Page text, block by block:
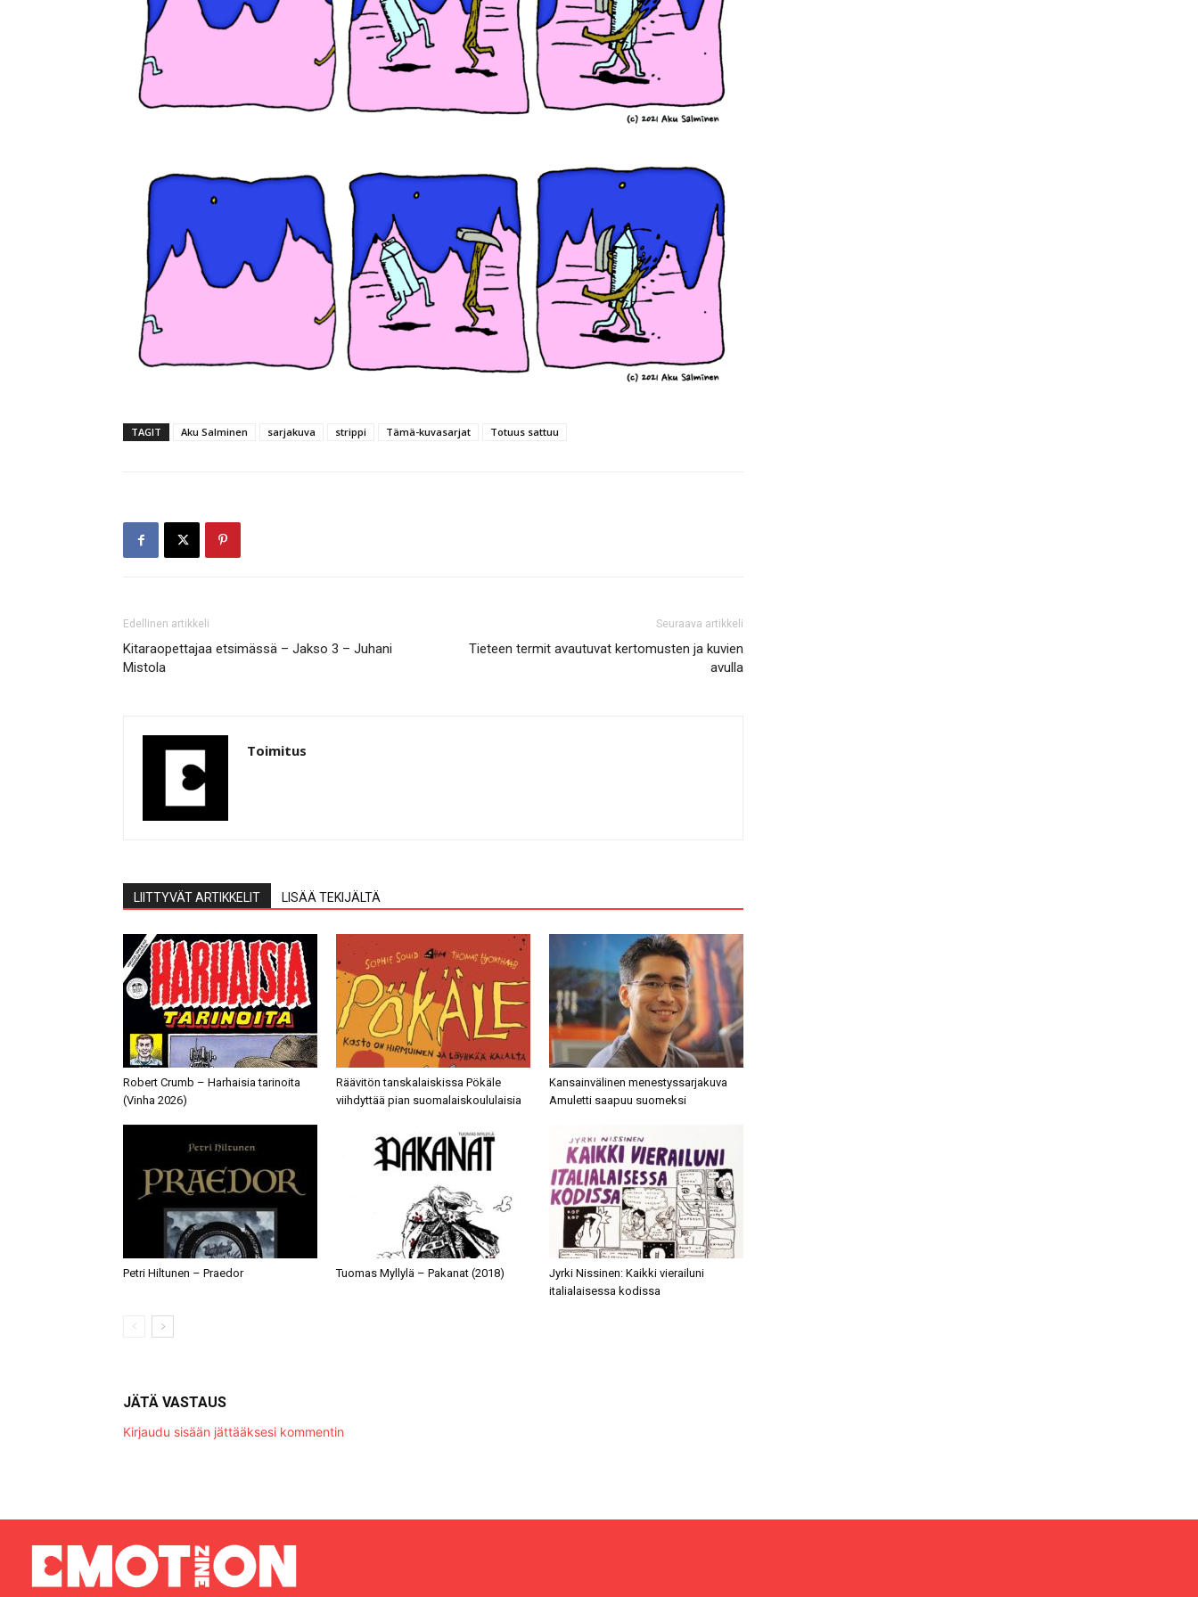
TAGIT Aku Salminen sarjakuva strippi Tämä-kuvasarjat Totuus sattuu
Edellinen artikkeli
Kitaraopettajaa etsimässä – Jakso 3 – Juhani
Mistola
Seuraava artikkeli
Tieteen termit avautuvat kertomusten ja kuvien
avulla
Toimitus
LIITTYVÄT ARTIKKELIT LISÄÄ TEKIJÄLTÄ
Robert Crumb – Harhaisia tarinoita
(Vinha 2026)
Räävitön tanskalaiskissa Pökäle
viihdyttää pian suomalaiskoululaisia
Kansainvälinen menestyssarjakuva
Amuletti saapuu suomeksi
Petri Hiltunen – Praedor Tuomas Myllylä – Pakanat (2018)
Jyrki Nissinen: Kaikki vierailuni
italialaisessa kodissa
JÄTÄ VASTAUS
Kirjaudu sisään jättääksesi kommentin